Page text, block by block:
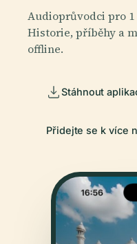
Audioprůvodci pro 1
Historie, příběhy a
offline.
Stáhnout
Přidejte se k více